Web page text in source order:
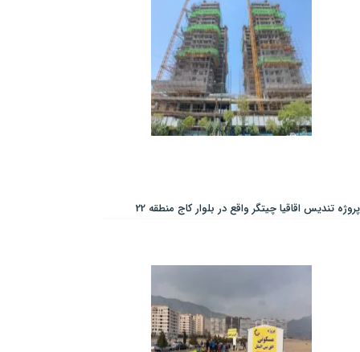
پروژه تندیس اقاقیا چیتگر واقع در بلوار کاج منطقه 22